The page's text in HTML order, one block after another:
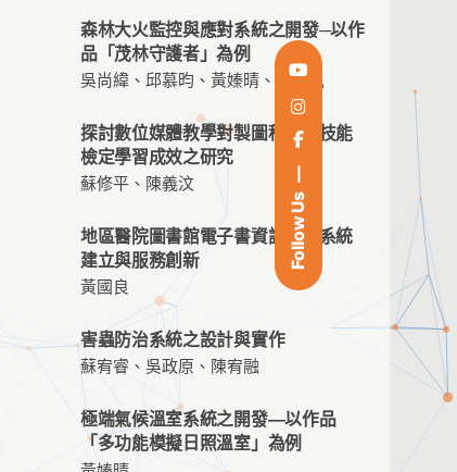
Follow Us
森林大火監控與應對系統之開發─以作
品「茂林守護者」為例
吳尚緯、邱慕昀、黃嫀晴、周佳弘
探討數位媒體教學對製圖科相關技能
檢定學習成效之研究
蘇修平、陳義汶
地區醫院圖書館電子書資訊服務系統
建立與服務創新
黃國良
害蟲防治系統之設計與實作
蘇宥睿、吳政原、陳宥融
極端氣候溫室系統之開發—以作品
「多功能模擬日照溫室」為例